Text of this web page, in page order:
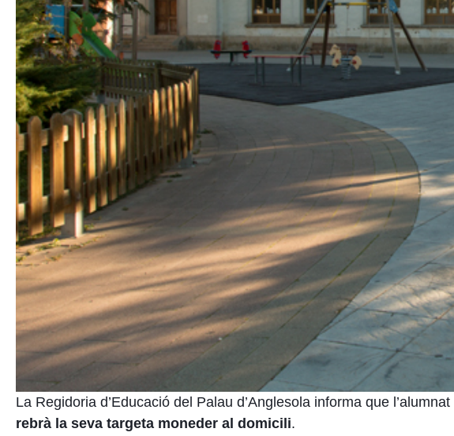
La Regidoria d’Educació del Palau d’Anglesola informa que
rebrà la seva targeta moneder al domicili.